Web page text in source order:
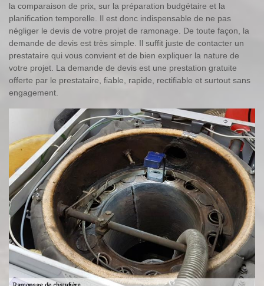
la comparaison de prix, sur la préparation budgétaire et la
planification temporelle. Il est donc indispensable de ne pas
négliger le devis de votre projet de ramonage. De toute façon, la
demande de devis est très simple. Il suffit juste de contacter un
prestataire qui vous convient et de bien expliquer la nature de
votre projet. La demande de devis est une prestation gratuite
offerte par le prestataire, fiable, rapide, rectifiable et surtout sans
engagement.